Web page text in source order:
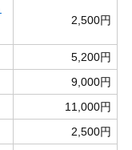
2,500円
5,200円
9,000円
11,000円
2,500円